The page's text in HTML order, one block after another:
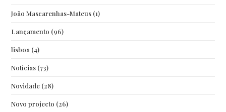
João Mascarenhas-Mateus (1)
Lançamento (96)
lisboa (4)
Notícias (73)
Novidade (28)
Novo projecto (26)